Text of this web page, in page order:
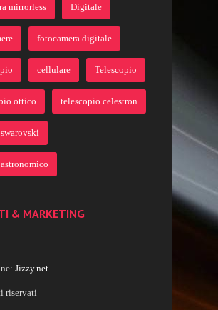
mirrorless Digitale
fotocamera digitale
cellulare Telescopio
ottico telescopio celestron
& MARKETING
Jizzy.net
riservati